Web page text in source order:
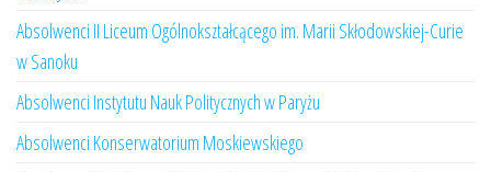
Absolwenci II Liceum Ogólnokształcącego im. Marii Skłodowskiej-Curie
w Sanoku
Absolwenci Instytutu Nauk Politycznych w Paryżu
Absolwenci Konserwatorium Moskiewskiego